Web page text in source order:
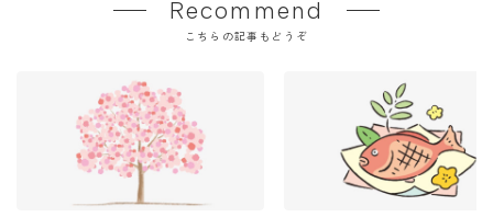
Recommend
こちらの記事もどうぞ